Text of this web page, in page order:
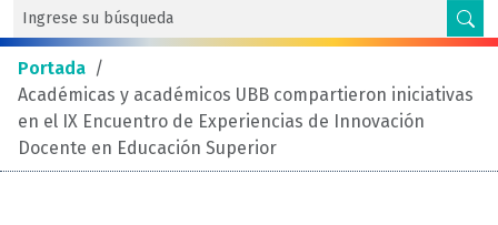
Portada /
Académicas y académicos UBB compartieron iniciativas
en el IX Encuentro de Experiencias de Innovación
Docente en Educación Superior